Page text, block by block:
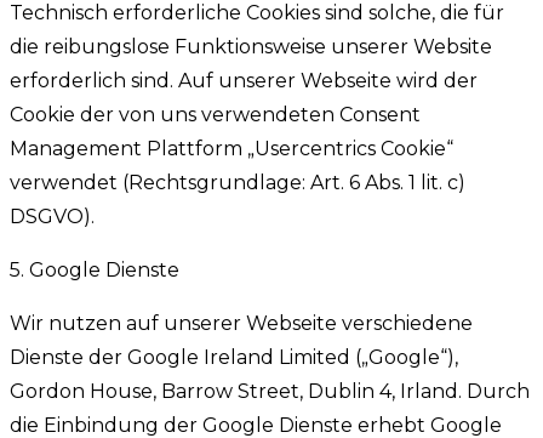
Technisch erforderliche Cookies sind solche, die für
die reibungslose Funktionsweise unserer Website
erforderlich sind. Auf unserer Webseite wird der
Cookie der von uns verwendeten Consent
Management Plattform „Usercentrics Cookie“
verwendet (Rechtsgrundlage: Art. 6 Abs. 1 lit. c)
DSGVO).
5. Google Dienste
Wir nutzen auf unserer Webseite verschiedene
Dienste der Google Ireland Limited („Google“),
Gordon House, Barrow Street, Dublin 4, Irland. Durch
die Einbindung der Google Dienste erhebt Google